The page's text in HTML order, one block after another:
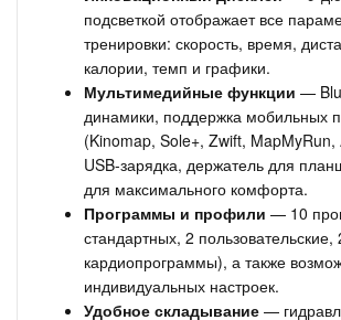
подсветкой отображает все
тренировки: скорость, время,
калории, темп и графики.
Мультимедийные функции —
динамики, поддержка мобильных
(Kinomap, Sole+, Zwift, MapMyRun,
USB-зарядка, держатель для
для максимального комфорта.
Программы и профили — 10
стандартных, 2 пользовательские,
кардиопрограммы), а также
индивидуальных настроек.
Удобное складывание —